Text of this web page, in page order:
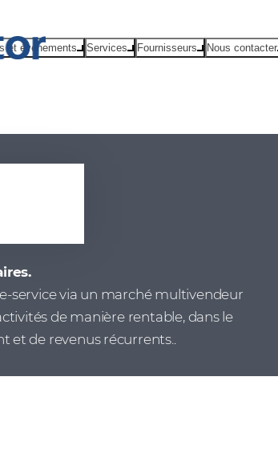
et événements Services Fournisseurs Nous contacter
service via un marché multivendeur
de manière rentable, dans le
et de revenus récurrents..